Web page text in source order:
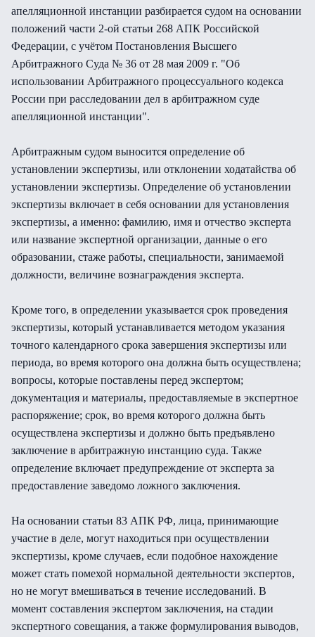
апелляционной инстанции разбирается судом на основании
положений части 2-ой статьи 268 АПК Российской
Федерации, с учётом Постановления Высшего
Арбитражного Суда № 36 от 28 мая 2009 г. "Об
использовании Арбитражного процессуального кодекса
России при расследовании дел в арбитражном суде
апелляционной инстанции".
Арбитражным судом выносится определение об
установлении экспертизы, или отклонении ходатайства об
установлении экспертизы. Определение об установлении
экспертизы включает в себя основании для установления
экспертизы, а именно: фамилию, имя и отчество эксперта
или название экспертной организации, данные о его
образовании, стаже работы, специальности, занимаемой
должности, величине вознаграждения эксперта.
Кроме того, в определении указывается срок проведения
экспертизы, который устанавливается методом указания
точного календарного срока завершения экспертизы или
периода, во время которого она должна быть осуществлена;
вопросы, которые поставлены перед экспертом;
документация и материалы, предоставляемые в экспертное
распоряжение; срок, во время которого должна быть
осуществлена экспертизы и должно быть предъявлено
заключение в арбитражную инстанцию суда. Также
определение включает предупреждение от эксперта за
предоставление заведомо ложного заключения.
На основании статьи 83 АПК РФ, лица, принимающие
участие в деле, могут находиться при осуществлении
экспертизы, кроме случаев, если подобное нахождение
может стать помехой нормальной деятельности экспертов,
но не могут вмешиваться в течение исследований. В
момент составления экспертом заключения, на стадии
экспертного совещания, а также формулирования выводов,